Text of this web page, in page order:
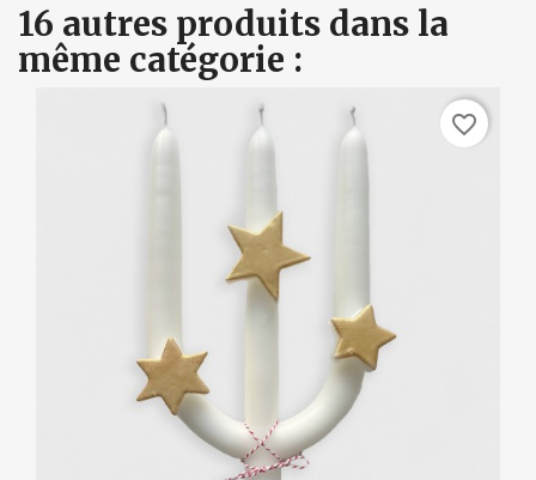
16 autres produits dans la
même catégorie :
favorite_border